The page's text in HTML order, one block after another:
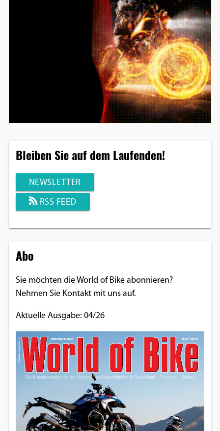
Bleiben Sie auf dem Laufenden!
NEWSLETTER
RSS FEED
Abo
Sie möchten die World of Bike abonnieren?
Nehmen Sie Kontakt mit uns auf.
Aktuelle Ausgabe: 04/26